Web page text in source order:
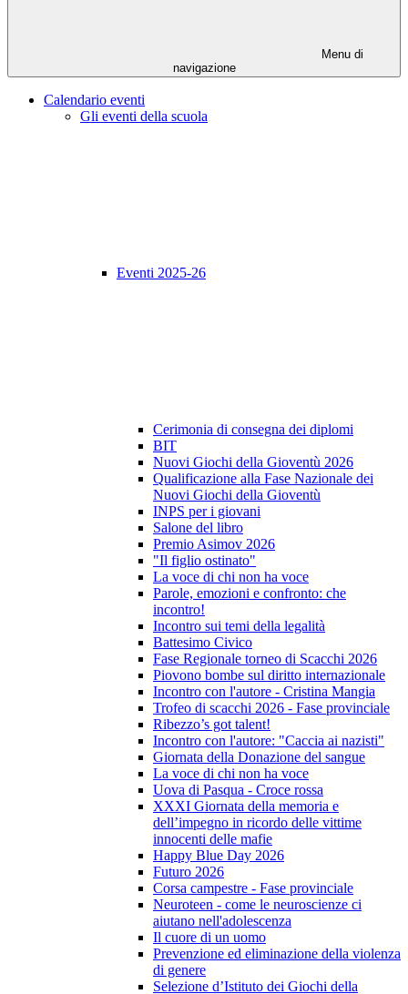
Menu di
navigazione
Calendario eventi
Gli eventi della scuola
Eventi 2025-26
Cerimonia di consegna dei diplomi
BIT
Nuovi Giochi della Gioventù 2026
Qualificazione alla Fase Nazionale dei
Nuovi Giochi della Gioventù
INPS per i giovani
Salone del libro
Premio Asimov 2026
"Il figlio ostinato"
La voce di chi non ha voce
Parole, emozioni e confronto: che
incontro!
Incontro sui temi della legalità
Battesimo Civico
Fase Regionale torneo di Scacchi 2026
Piovono bombe sul diritto internazionale
Incontro con l'autore - Cristina Mangia
Trofeo di scacchi 2026 - Fase provinciale
Ribezzo’s got talent!
Incontro con l'autore: "Caccia ai nazisti"
Giornata della Donazione del sangue
La voce di chi non ha voce
Uova di Pasqua - Croce rossa
XXXI Giornata della memoria e
dell’impegno in ricordo delle vittime
innocenti delle mafie
Happy Blue Day 2026
Futuro 2026
Corsa campestre - Fase provinciale
Neuroteen - come le neuroscienze ci
aiutano nell'adolescenza
Il cuore di un uomo
Prevenzione ed eliminazione della violenza
di genere
Selezione d’Istituto dei Giochi della